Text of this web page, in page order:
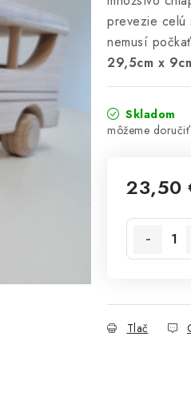
prevezie celú
nemusí
29,5cm x
Skladom
23,50
Tlač